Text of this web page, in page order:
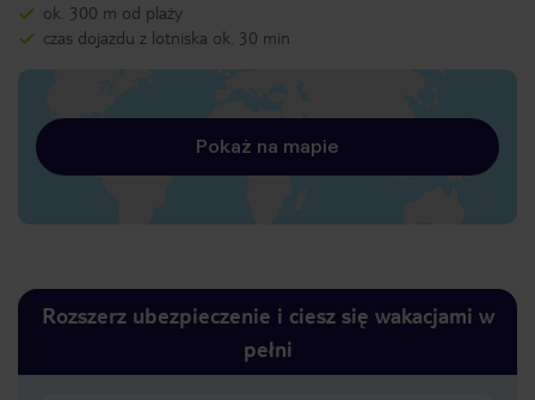
ok. 300 m od plaży
czas dojazdu z lotniska ok. 30 min
Pokaż na mapie
Rozszerz ubezpieczenie i ciesz się wakacjami w
pełni